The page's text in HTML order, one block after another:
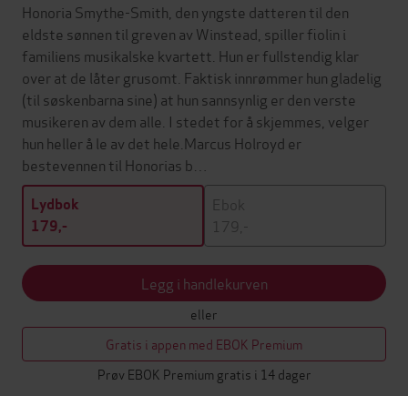
Honoria Smythe-Smith, den yngste datteren til den
eldste sønnen til greven av Winstead, spiller fiolin i
familiens musikalske kvartett. Hun er fullstendig klar
over at de låter grusomt. Faktisk innrømmer hun gladelig
(til søskenbarna sine) at hun sannsynlig er den verste
musikeren av dem alle. I stedet for å skjemmes, velger
hun heller å le av det hele.Marcus Holroyd er
bestevennen til Honorias b…
Lydbok
179,-
Ebok
179,-
Legg i handlekurven
eller
Gratis i appen med EBOK Premium
Prøv EBOK Premium gratis i 14 dager